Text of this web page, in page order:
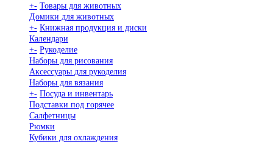
+- Товары для животных
Домики для животных
+- Книжная продукция и диски
Календари
+- Рукоделие
Наборы для рисования
Аксессуары для рукоделия
Наборы для вязания
+- Посуда и инвентарь
Подставки под горячее
Салфетницы
Рюмки
Кубики для охлаждения